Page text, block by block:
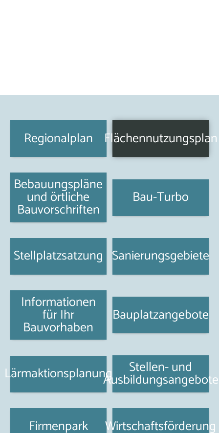
Regionalplan Flächennutzungsplan
Bebauungspläne
und örtliche
Bauvorschriften
Bau-Turbo
Stellplatzsatzung Sanierungsgebiete
Informationen
für Ihr
Bauvorhaben
Bauplatzangebote
Lärmaktionsplanung Stellen- und
Ausbildungsangebote
Firmenpark Wirtschaftsförderung